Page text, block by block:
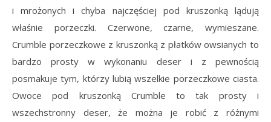
i mrożonych i chyba najczęściej pod kruszonką lądują
właśnie porzeczki. Czerwone, czarne, wymieszane.
Crumble porzeczkowe z kruszonką z płatków owsianych to
bardzo prosty w wykonaniu deser i z pewnością
posmakuje tym, którzy lubią wszelkie porzeczkowe ciasta.
Owoce pod kruszonką Crumble to tak prosty i
wszechstronny deser, że można je robić z różnymi